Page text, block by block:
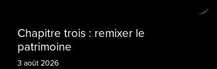
Chapitre trois : remixer le
patrimoine
3 août 2026